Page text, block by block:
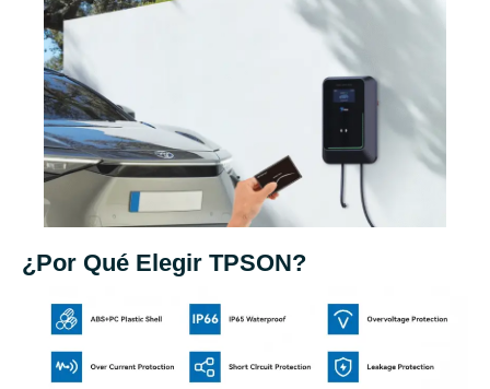
¿Por Qué Elegir TPSON?